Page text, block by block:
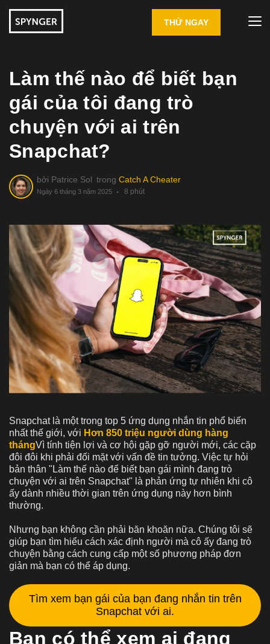
THỬ NGAY
Làm thế nào để biết bạn
gái của tôi đang trò
chuyện với ai trên
Snapchat?
bởi Patrice Sol trong Catch A Cheater
Ngày 6 tháng 3 năm 2025 8 phút
Snapchat là một trong top 5 ứng dụng nhắn tin phổ biến
nhất thế giới, với Hơn 850 triệu người dùng hàng
thángVì tính tiện lợi và cơ hội gặp gỡ người mới, các cặp
đôi đôi khi phải đối mặt với vấn đề tin tưởng. Việc tự hỏi
bản thân "Làm thế nào để biết bạn gái mình đang trò
chuyện với ai trên Snapchat" là phản ứng tự nhiên khi cô
ấy dành nhiều thời gian trên ứng dụng này hơn bình
thường.
Nhưng bạn không cần phải băn khoăn nữa. Chúng tôi sẽ
giúp bạn tìm hiểu cách xác định người mà cô ấy đang trò
chuyện bằng cách cung cấp một số phương pháp đơn
giản mà bạn có thể áp dụng.
Tìm xem bạn gái của bạn đang nhắn tin trên
Snapchat với ai.
Bạn có thể xem ai đang